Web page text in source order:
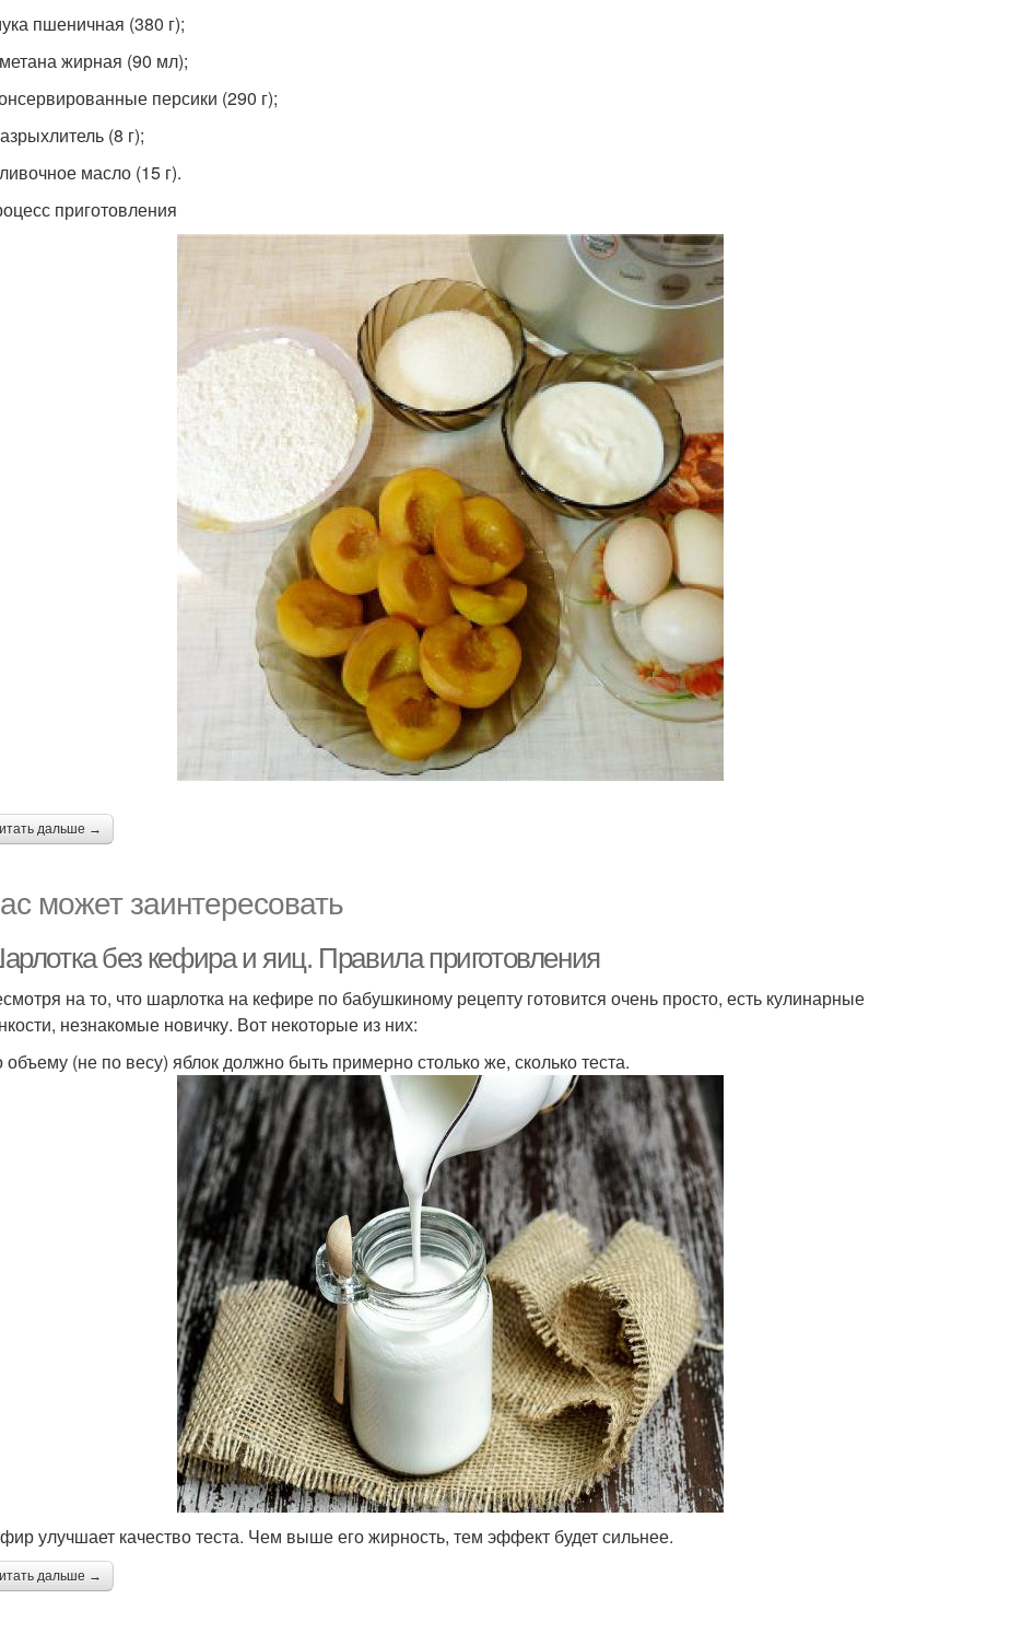
пшеничная (380 г);
жирная (90 мл);
персики (290 г);
(8 г);
масло (15 г).
приготовления
дальше →
может заинтересовать
без кефира и яиц. Правила приготовления
на то, что шарлотка на кефире по бабушкиному рецепту готовится очень просто, есть кулинарные
незнакомые новичку. Вот некоторые из них:
объему (не по весу) яблок должно быть примерно столько же, сколько теста.
улучшает качество теста. Чем выше его жирность, тем эффект будет сильнее.
дальше →